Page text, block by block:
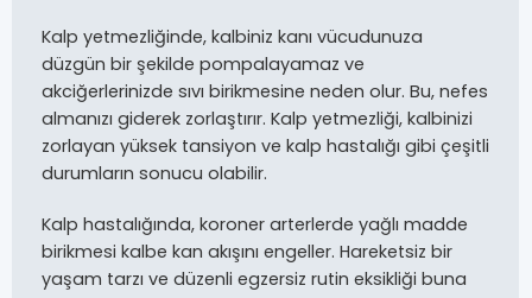
Kalp yetmezliğinde, kalbiniz kanı vücudunuza
düzgün bir şekilde pompalayamaz ve
akciğerlerinizde sıvı birikmesine neden olur. Bu, nefes
almanızı giderek zorlaştırır. Kalp yetmezliği, kalbinizi
zorlayan yüksek tansiyon ve kalp hastalığı gibi çeşitli
durumların sonucu olabilir.
Kalp hastalığında, koroner arterlerde yağlı madde
birikmesi kalbe kan akışını engeller. Hareketsiz bir
yaşam tarzı ve düzenli egzersiz rutin eksikliği buna